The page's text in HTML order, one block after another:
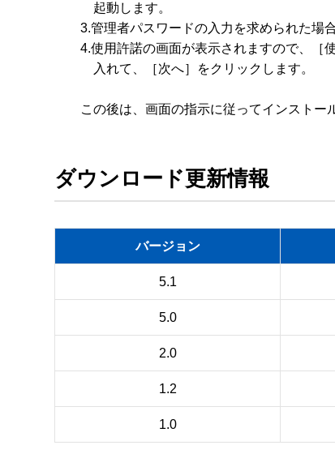
起動します。
3.管理者パスワードの入力を求められた場合
4.使用許諾の画面が表示されますので、［
入れて、［次へ］をクリックします。
ダウンロード更新情報
バージョン
5.1
5.0
2.0
1.2
1.0